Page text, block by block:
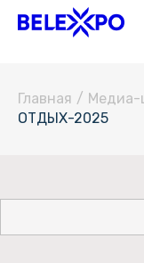
Главная / Медиа-
ОТДЫХ-2025